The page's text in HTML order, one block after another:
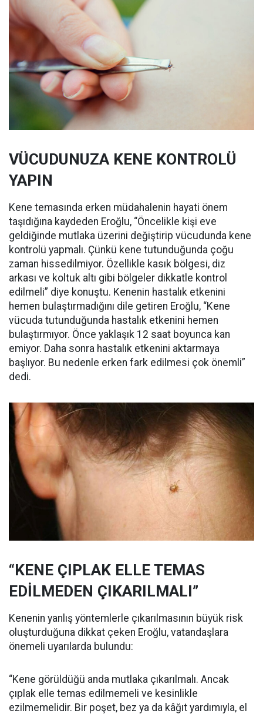
VÜCUDUNUZA KENE KONTROLÜ
YAPIN
Kene temasında erken müdahalenin hayati önem
taşıdığına kaydeden Eroğlu, “Öncelikle kişi eve
geldiğinde mutlaka üzerini değiştirip vücudunda kene
kontrolü yapmalı. Çünkü kene tutunduğunda çoğu
zaman hissedilmiyor. Özellikle kasık bölgesi, diz
arkası ve koltuk altı gibi bölgeler dikkatle kontrol
edilmeli” diye konuştu. Kenenin hastalık etkenini
hemen bulaştırmadığını dile getiren Eroğlu, “Kene
vücuda tutunduğunda hastalık etkenini hemen
bulaştırmıyor. Önce yaklaşık 12 saat boyunca kan
emiyor. Daha sonra hastalık etkenini aktarmaya
başlıyor. Bu nedenle erken fark edilmesi çok önemli”
dedi.
“KENE ÇIPLAK ELLE TEMAS
EDİLMEDEN ÇIKARILMALI”
Kenenin yanlış yöntemlerle çıkarılmasının büyük risk
oluşturduğuna dikkat çeken Eroğlu, vatandaşlara
önemeli uyarılarda bulundu:
“Kene görüldüğü anda mutlaka çıkarılmalı. Ancak
çıplak elle temas edilmemeli ve kesinlikle
ezilmemelidir. Bir poşet, bez ya da kâğıt yardımıyla, el